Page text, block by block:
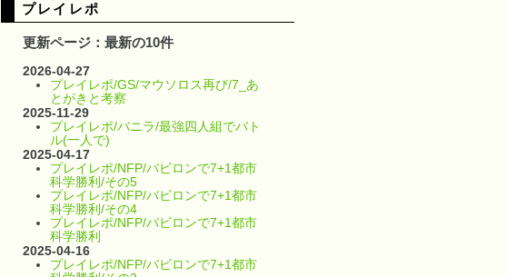
プレイレポ
更新ページ：最新の10件
2026-04-27
プレイレポ/GS/マウソロス再び/7_あ
とがきと考察
2025-11-29
プレイレポ/バニラ/最強四人組でバト
ル(一人で)
2025-04-17
プレイレポ/NFP/バビロンで7+1都市
科学勝利/その5
プレイレポ/NFP/バビロンで7+1都市
科学勝利/その4
プレイレポ/NFP/バビロンで7+1都市
科学勝利
2025-04-16
プレイレポ/NFP/バビロンで7+1都市